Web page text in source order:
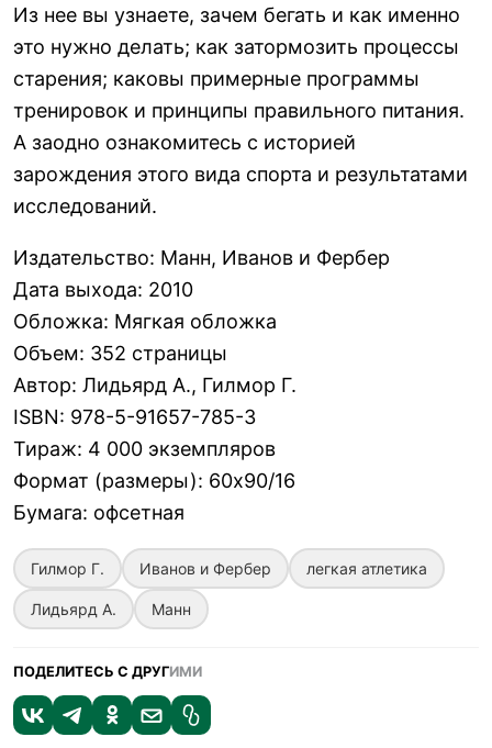
Из нее вы узнаете, зачем бегать и как именно
это нужно делать; как затормозить процессы
старения; каковы примерные программы
тренировок и принципы правильного питания.
А заодно ознакомитесь с историей
зарождения этого вида спорта и результатами
исследований.
Издательство: Манн, Иванов и Фербер
Дата выхода: 2010
Обложка: Мягкая обложка
Объем: 352 страницы
Автор: Лидьярд А., Гилмор Г.
ISBN: 978-5-91657-785-3
Тираж: 4 000 экземпляров
Формат (размеры): 60х90/16
Бумага: офсетная
Гилмор Г. Иванов и Фербер легкая атлетика
Лидьярд А. Манн
ПОДЕЛИТЕСЬ С ДРУГИМИ